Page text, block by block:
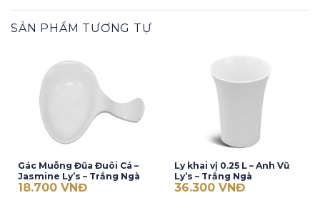
SẢN PHẨM TƯƠNG TỰ
Gác Muỗng Đũa Đuôi Cá –
Jasmine Ly’s – Trắng Ngà
18.700 VNĐ
Ly khai vị 0.25 L – Anh Vũ
Ly’s – Trắng Ngà
36.300 VNĐ